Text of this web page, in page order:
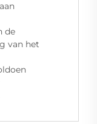
de
van het